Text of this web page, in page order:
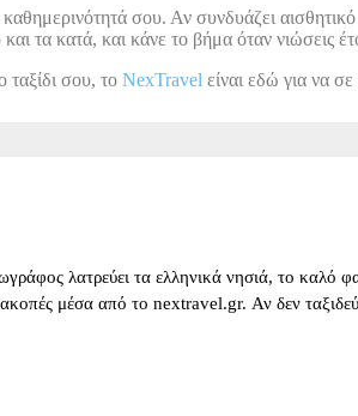
σου. Αν συνδυάζει
τα κατά, και κάνε το βήμα όταν νιώσεις
ταξίδι σου, το NexTravel είναι εδώ για να
λατρεύει τα ελληνικά νησιά, το καλό
μέσα από το nextravel.gr. Αν δεν